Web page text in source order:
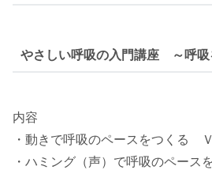
やさしい呼吸の入門講座 ～呼吸
内容
・動きで呼吸のペースをつくる
・ハミング（声）で呼吸のペース